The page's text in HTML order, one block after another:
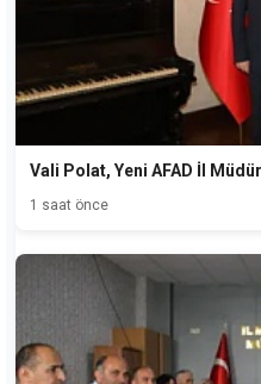
Vali Polat, Yeni AFAD İl
1 saat önce